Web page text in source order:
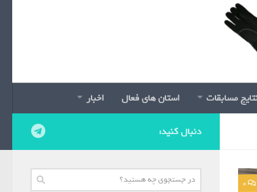
مسابقات استان های فعال اخبار
0
دنبال کنید: